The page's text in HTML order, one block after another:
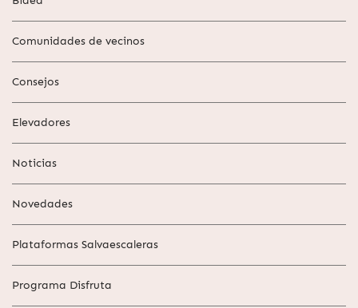
Comunidades de vecinos
Consejos
Elevadores
Noticias
Novedades
Plataformas Salvaescaleras
Programa Disfruta